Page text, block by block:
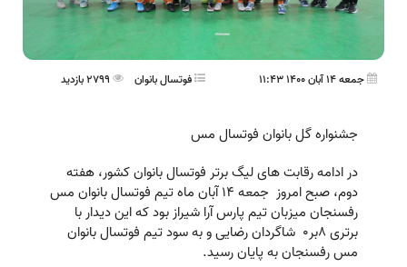
جمعه 14 آبان 1400 11:43 فوتسال بانوان
جشنواره گل بانوان فوتسال مس
در ادامه رقابت های لیگ برتر فوتسال بانوان کشور، هفته
دوم، صبح امروز جمعه ۱۴ آبان ماه تیم فوتسال بانوان مس
رفسنجان میزبان تیم پارس آرا شیراز بود که این دیدار با
برتری 8بر0 شاگردان رضایی و به سود تیم فوتسال بانوان
مس رفسنجان به پایان رسید.